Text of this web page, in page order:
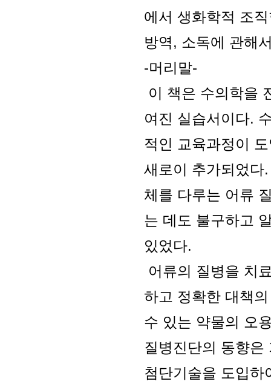
에서 생화학적 조
방역, 소독에 관해
-머리말-
이 책은 수의학을
여진 실습서이다.
적인 교육과정이
새로이 추가되었다
체를 다루는 어류
는 데도 불구하고
있었다.
어류의 질병을 치
하고 정확한 대책
수 있는 약물의 오
질병진단의 동향은
첨단기술을 도입하